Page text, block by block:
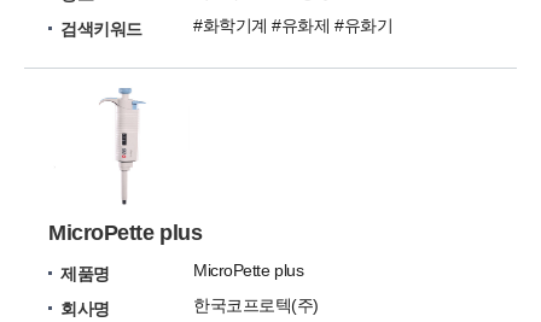
검색키워드
#화학기계 #유화제 #유화기
MicroPette plus
제품명
MicroPette plus
회사명
한국코프로텍(주)